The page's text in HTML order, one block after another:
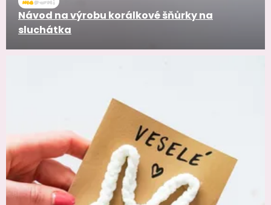
Návod na výrobu korálkové šňůrky na
sluchátka